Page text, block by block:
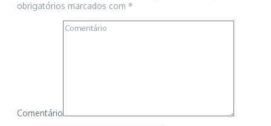
obrigatórios marcados com *
Comentário